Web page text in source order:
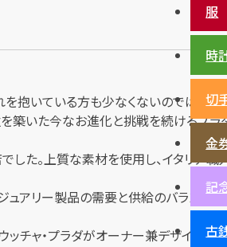
抱いている方も少なくないのではない
を築いた今なお進化と挑戦を続けるプ
した。上質な素材を使用し、イタリア
ュアリー製品の需要と供給のバランス
チャ・プラダがオーナー兼デザイナー
サフ
パ
サン
ヒス
服
時
切
金
記
古